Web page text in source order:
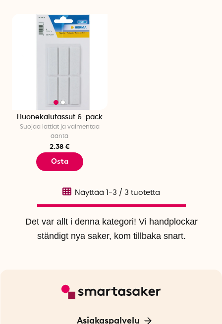
Huonekalutassut 6-pack
Suojaa lattiat ja vaimentaa
ääntä
2.38 €
Osta
Det var allt i denna kategori! Vi handplockar
ständigt nya saker, kom tillbaka snart.
Näyttää 1-3 / 3 tuotetta
Asiakaspalvelu